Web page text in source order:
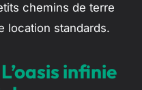
chemins de terre
location standards.
infinie